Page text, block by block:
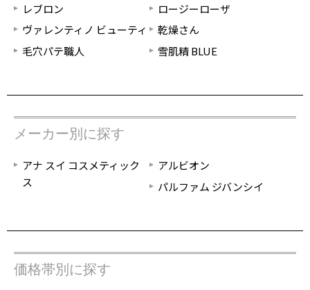
レブロン
ロージーローザ
ヴァレンティノ ビューティ
乾燥さん
毛穴パテ職人
雪肌精 BLUE
メーカー別に探す
アナ スイ コスメティック
ス
アルビオン
パルファム ジバンシイ
価格帯別に探す